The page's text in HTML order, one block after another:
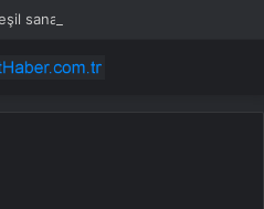
sanayi parkı kuruyor